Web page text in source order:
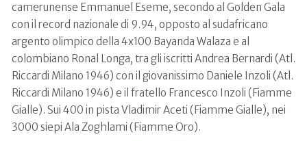
camerunense Emmanuel Eseme, secondo al Golden Gala
con il record nazionale di 9.94, opposto al sudafricano
argento olimpico della 4x100 Bayanda Walaza e al
colombiano Ronal Longa, tra gli iscritti Andrea Bernardi (Atl.
Riccardi Milano 1946) con il giovanissimo Daniele Inzoli (Atl.
Riccardi Milano 1946) e il fratello Francesco Inzoli (Fiamme
Gialle). Sui 400 in pista Vladimir Aceti (Fiamme Gialle), nei
3000 siepi Ala Zoghlami (Fiamme Oro).